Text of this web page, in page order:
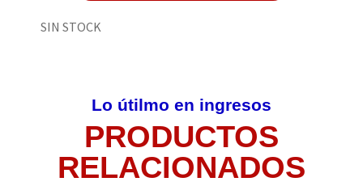
SIN STOCK
Lo útilmo en ingresos
PRODUCTOS
RELACIONADOS